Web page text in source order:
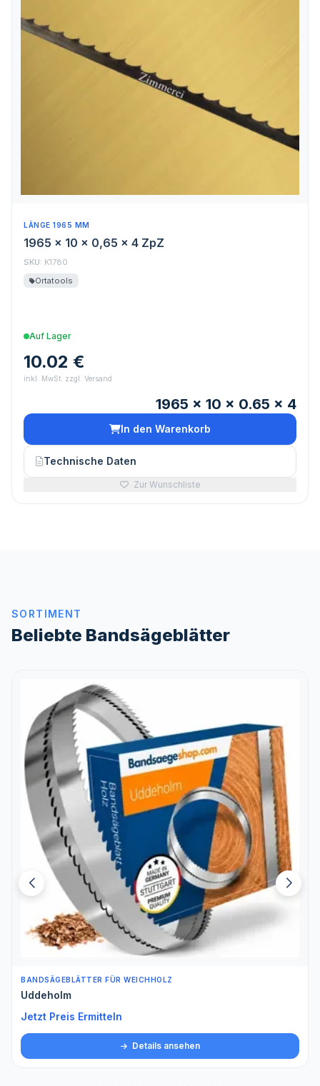
LÄNGE 1965 MM
1965 x 10 x 0,65 x 4 ZpZ
SKU: K1780
Ortatools
Auf Lager
10.02 €
inkl. MwSt. zzgl. Versand
1965 x 10 x 0.65 x 4
In den Warenkorb
Technische Daten
Zur Wunschliste
SORTIMENT
Beliebte Bandsägeblätter
BANDSÄGEBLÄTTER FÜR WEICHHOLZ
Uddeholm
Jetzt Preis Ermitteln
Details ansehen